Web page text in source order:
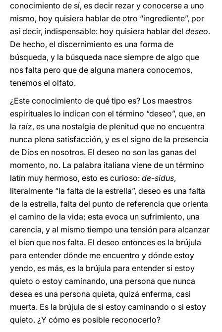
conocimiento de sí, es decir rezar y conocerse a uno
mismo, hoy quisiera hablar de otro “ingrediente”, por
así decir, indispensable: hoy quisiera hablar del deseo.
De hecho, el discernimiento es una forma de
búsqueda, y la búsqueda nace siempre de algo que
nos falta pero que de alguna manera conocemos,
tenemos el olfato.
¿Este conocimiento de qué tipo es? Los maestros
espirituales lo indican con el término “deseo”, que, en
la raíz, es una nostalgia de plenitud que no encuentra
nunca plena satisfacción, y es el signo de la presencia
de Dios en nosotros. El deseo no son las ganas del
momento, no. La palabra italiana viene de un término
latín muy hermoso, esto es curioso: de-sidus,
literalmente “la falta de la estrella”, deseo es una falta
de la estrella, falta del punto de referencia que orienta
el camino de la vida; esta evoca un sufrimiento, una
carencia, y al mismo tiempo una tensión para alcanzar
el bien que nos falta. El deseo entonces es la brújula
para entender dónde me encuentro y dónde estoy
yendo, es más, es la brújula para entender si estoy
quieto o estoy caminando, una persona que nunca
desea es una persona quieta, quizá enferma, casi
muerta. Es la brújula de si estoy caminando o si estoy
quieto. ¿Y cómo es posible reconocerlo?